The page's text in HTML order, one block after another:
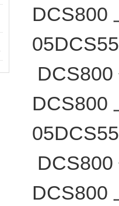
DCS800
DCS800
DCS800